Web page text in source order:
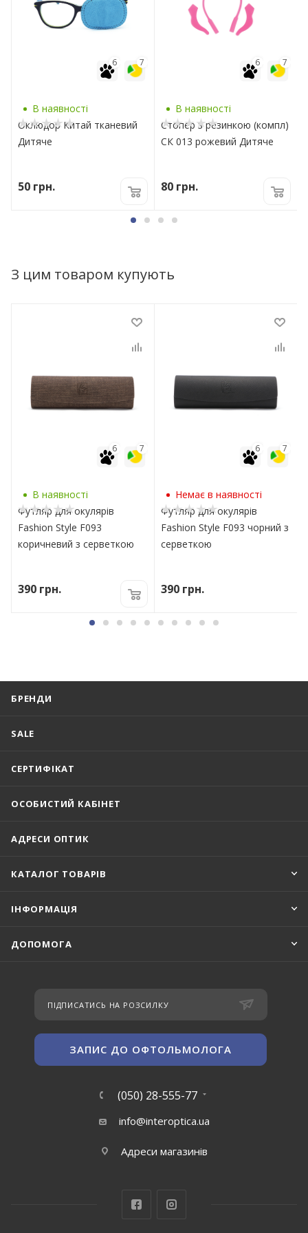
7
6
В наявності
Оклюдор Китай тканевий
Дитяче
50 грн.
7
6
В наявності
Стопер з резинкою (компл)
СК 013 рожевий Дитяче
80 грн.
З цим товаром купують
7
6
В наявності
Футляр для окулярів
Fashion Style F093
коричневий з серветкою
390 грн.
7
6
Немає в наявності
Футляр для окулярів
Fashion Style F093 чорний з
серветкою
390 грн.
БРЕНДИ
SALE
СЕРТИФІКАТ
ОСОБИСТИЙ КАБІНЕТ
АДРЕСИ ОПТИК
КАТАЛОГ ТОВАРІВ
ІНФОРМАЦІЯ
ДОПОМОГА
ПІДПИСАТИСЬ НА РОЗСИЛКУ
ЗАПИС ДО ОФТОЛЬМОЛОГА
(050) 28-555-77
info@interoptica.ua
Адреси магазинів